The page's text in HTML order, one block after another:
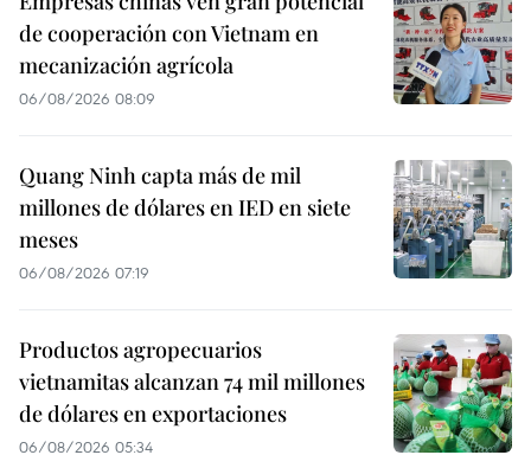
de cooperación con Vietnam en
mecanización agrícola
06/08/2026 08:09
Quang Ninh capta más de mil
millones de dólares en IED en siete
meses
06/08/2026 07:19
Productos agropecuarios
vietnamitas alcanzan 74 mil millones
de dólares en exportaciones
06/08/2026 05:34